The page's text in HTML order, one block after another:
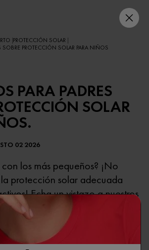
PROTECCIÓN SOLAR
SOBRE PROTECCIÓN SOLAR PARA NIÑOS
PARA PADRES
SOLAR
los más pequeños? ¡No
protección solar adecuada
Echa un vistazo a nuestros
para disfrutar de protección
el día.
02 2026